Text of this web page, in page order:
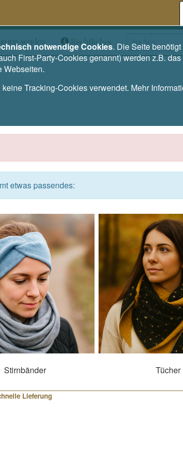
senden Rechtliches
etwas passendes:
Stirnbänder Tücher
Lieferung
notwendige Cookies. Die Seite
First-Party-Cookies genannt) werden z.B.
Webseiten.
keine Tracking-Cookies verwendet. Mehr